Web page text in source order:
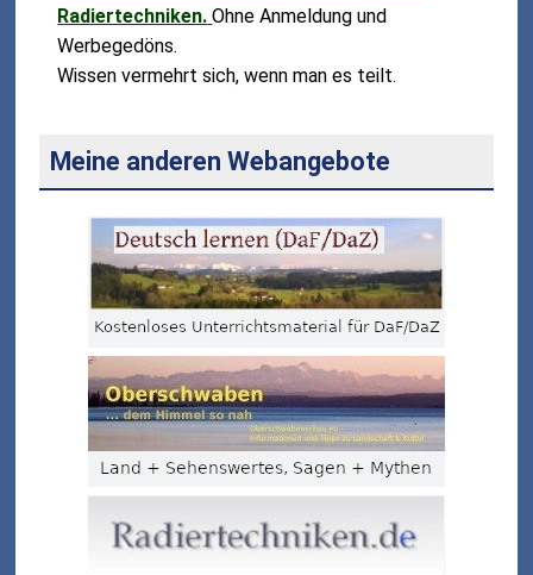
Radiertechniken. Ohne Anmeldung und
Werbegedöns.
Wissen vermehrt sich, wenn man es teilt.
Meine anderen Webangebote